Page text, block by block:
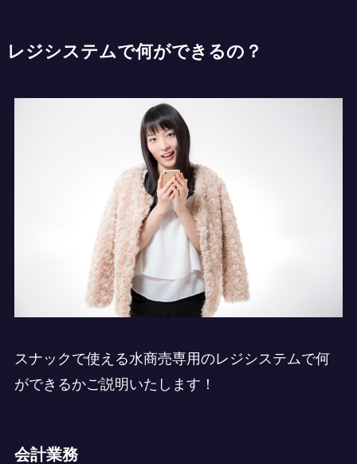
レジシステムで何ができるの？
スナックで使える水商売専用のレジシステムで何
ができるかご説明いたします！
会計業務